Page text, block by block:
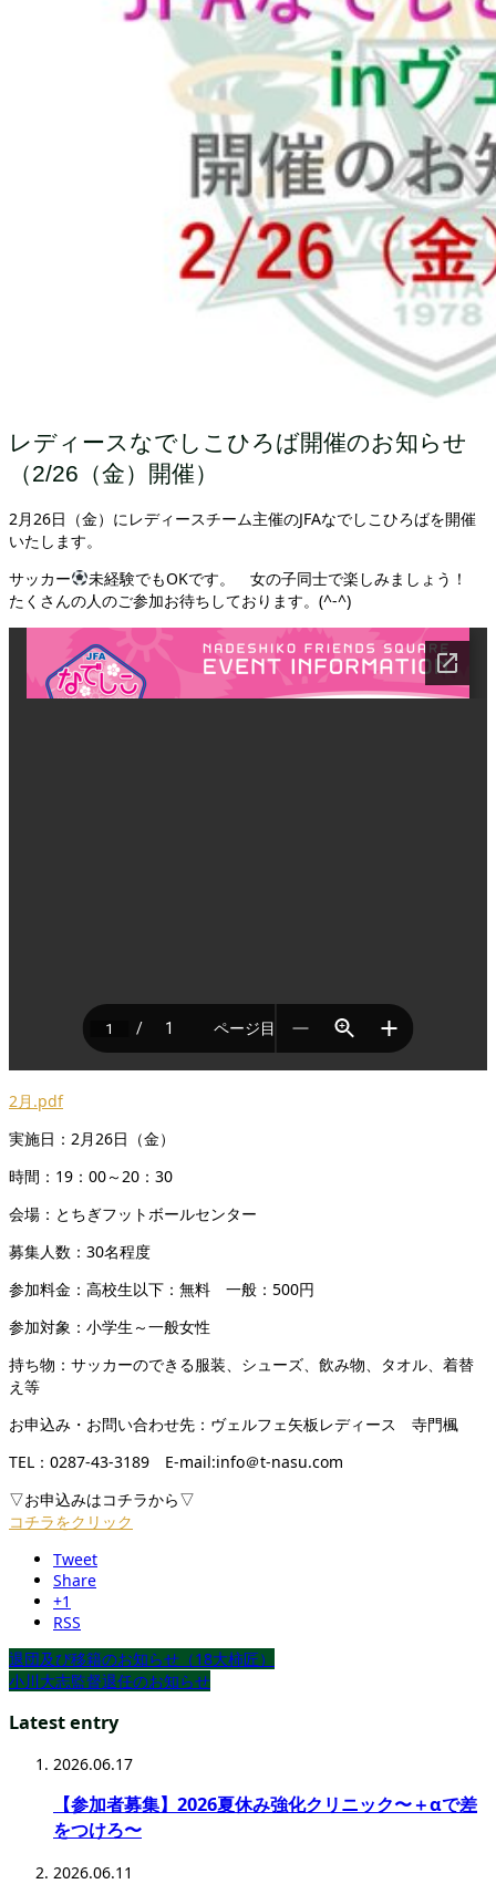
レディースなでしこひろば開催のお知らせ
（2/26（金）開催）
2月26日（金）にレディースチーム主催のJFAなでしこひろばを開催
いたします。
サッカー
未経験でもOKです。 女の子同士で楽しみましょう！
たくさんの人のご参加お待ちしております。(^-^)
2月.pdf
実施日：2月26日（金）
時間：19：00～20：30
会場：とちぎフットボールセンター
募集人数：30名程度
参加料金：高校生以下：無料 一般：500円
参加対象：小学生～一般女性
持ち物：サッカーのできる服装、シューズ、飲み物、タオル、着替
え等
お申込み・お問い合わせ先：ヴェルフェ矢板レディース 寺門楓
TEL：0287-43-3189 E-mail:info＠t‐nasu.com
▽お申込みはコチラから▽
コチラをクリック
Tweet
Share
+1
RSS
退団及び移籍のお知らせ（18大柿匠）
小川大志監督退任のお知らせ
Latest entry
2026.06.17
【参加者募集】2026夏休み強化クリニック〜＋αで差
をつけろ〜
2026.06.11